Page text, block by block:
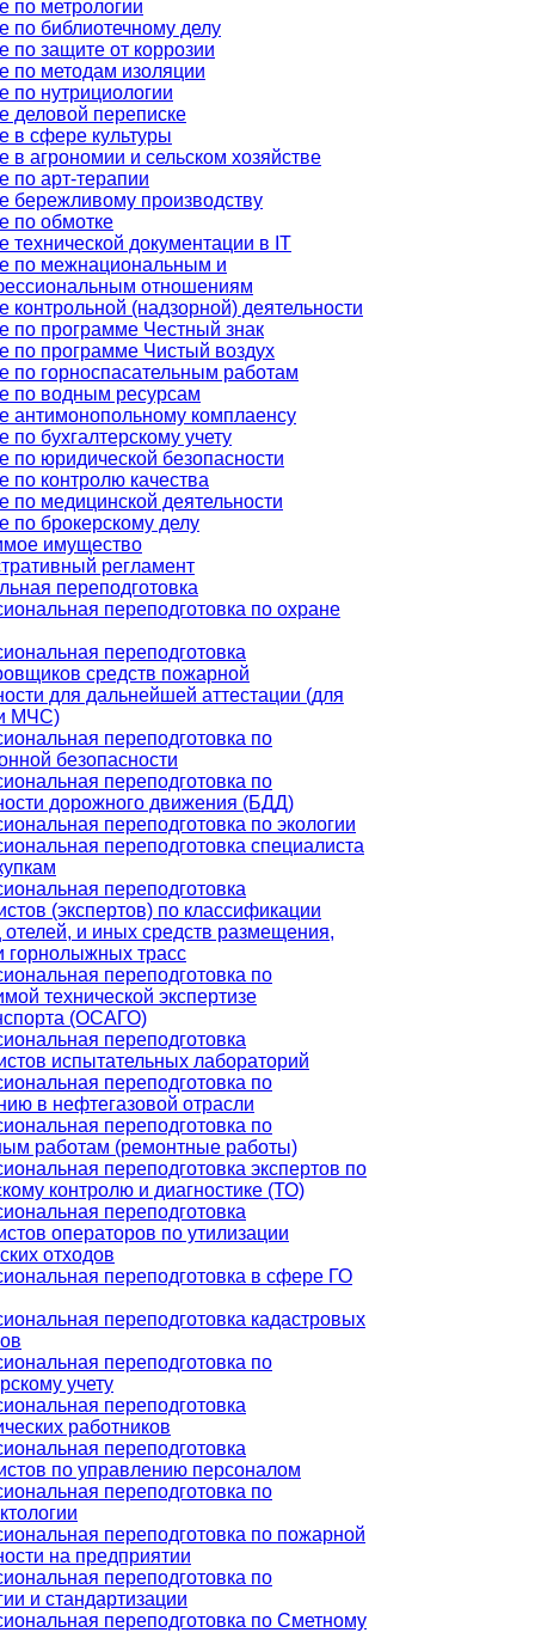
по метрологии
по библиотечному делу
по защите от коррозии
по методам изоляции
по нутрициологии
деловой переписке
в сфере культуры
в агрономии и сельском хозяйстве
по арт-терапии
бережливому производству
по обмотке
технической документации в IT
по межнациональным и
отношениям
контрольной (надзорной) деятельности
по программе Честный знак
по программе Чистый воздух
по горноспасательным работам
по водным ресурсам
антимонопольному комплаенсу
по бухгалтерскому учету
по юридической безопасности
по контролю качества
по медицинской деятельности
по брокерскому делу
имущество
регламент
переподготовка
переподготовка по охране
переподготовка
средств пожарной
для дальнейшей аттестации (для
МЧС)
переподготовка по
безопасности
переподготовка по
дорожного движения (БДД)
переподготовка по экологии
переподготовка специалиста
переподготовка
(экспертов) по классификации
отелей, и иных средств размещения,
горнолыжных трасс
переподготовка по
технической экспертизе
(ОСАГО)
переподготовка
испытательных лабораторий
переподготовка по
в нефтегазовой отрасли
переподготовка по
работам (ремонтные работы)
переподготовка экспертов по
контролю и диагностике (ТО)
переподготовка
операторов по утилизации
отходов
переподготовка в сфере ГО
переподготовка кадастровых
переподготовка по
учету
переподготовка
работников
переподготовка
по управлению персоналом
переподготовка по
переподготовка по пожарной
на предприятии
переподготовка по
и стандартизации
переподготовка по Сметному